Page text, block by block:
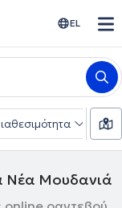
EL
Νέα Μουδανιά